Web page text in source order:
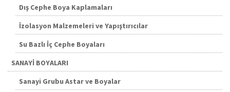
Dış Cephe Boya Kaplamaları
İzolasyon Malzemeleri ve Yapıştırıcılar
Su Bazlı İç Cephe Boyaları
SANAYİ BOYALARI
Sanayi Grubu Astar ve Boyalar